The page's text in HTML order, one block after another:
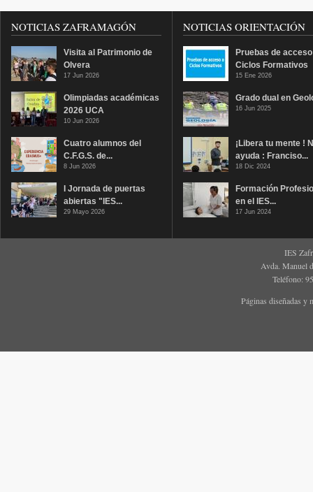
NOTICIAS ZAFRAMAGÓN
Visita al Patrimonio de
Olvera
17 Jun 2026
Olimpiadas académicas
2026 UCA
10 Jun 2026
Cuatro alumnos del
C.F.G.S. de...
8 Jun 2026
I Jornada de puertas
abiertas "IES...
29 Mayo 2026
NOTICIAS ORIENTACIÓN
Pruebas de
Ciclos Formativos
15 Ene 2026
Grado dual en
16 Jun 2025
¡Libera tu mente !
ayuda : Franciso...
18 Dic 2024
Formación
en el IES...
17 Jun 2024
IES
Avda. Manuel
Teléfono:
Páginas diseñadas y